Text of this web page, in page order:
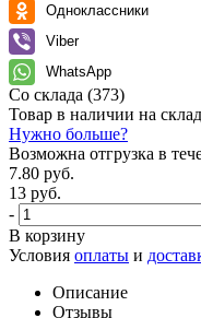
Одноклассники
Viber
WhatsApp
Со склада (373)
Товар в наличии на
Нужно больше?
Возможна отгрузка в
7.80 руб.
13 руб.
-
В корзину
Условия оплаты и
Описание
Отзывы